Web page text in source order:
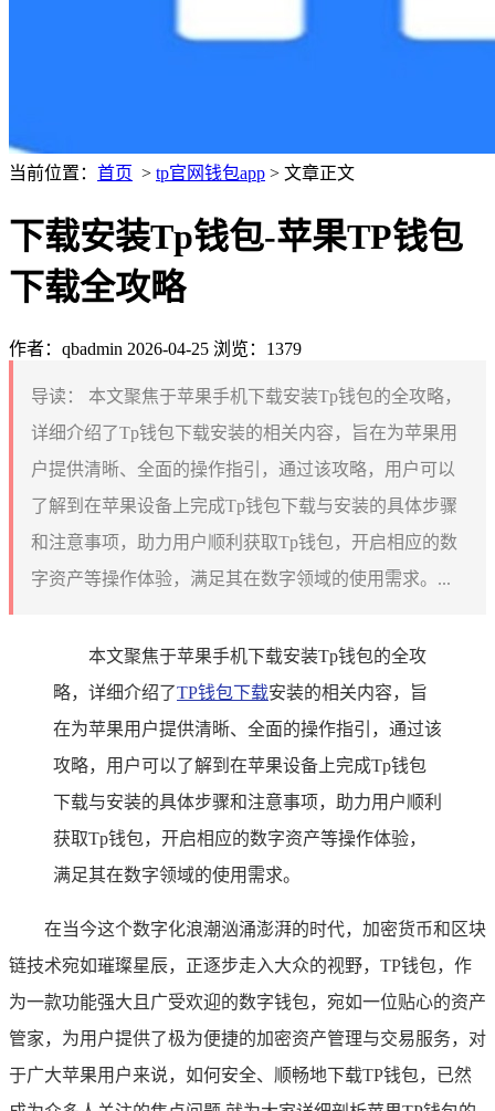
当前位置： 首页 > tp官网钱包app > 文章正文
下载安装Tp钱包-苹果TP钱包
下载全攻略
作者：qbadmin 2026-04-25 浏览：1379
导读：
本文聚焦于苹果手机下载安装Tp钱包的全攻略，
详细介绍了Tp钱包下载安装的相关内容，旨在为苹果用
户提供清晰、全面的操作指引，通过该攻略，用户可以
了解到在苹果设备上完成Tp钱包下载与安装的具体步骤
和注意事项，助力用户顺利获取Tp钱包，开启相应的数
字资产等操作体验，满足其在数字领域的使用需求。...
本文聚焦于苹果手机下载安装Tp钱包的全攻
略，详细介绍了TP钱包下载安装的相关内容，旨
在为苹果用户提供清晰、全面的操作指引，通过该
攻略，用户可以了解到在苹果设备上完成Tp钱包
下载与安装的具体步骤和注意事项，助力用户顺利
获取Tp钱包，开启相应的数字资产等操作体验，
满足其在数字领域的使用需求。
在当今这个数字化浪潮汹涌澎湃的时代，加密货币和区块
链技术宛如璀璨星辰，正逐步走入大众的视野，TP钱包，作
为一款功能强大且广受欢迎的数字钱包，宛如一位贴心的资产
管家，为用户提供了极为便捷的加密资产管理与交易服务，对
于广大苹果用户来说，如何安全、顺畅地下载TP钱包，已然